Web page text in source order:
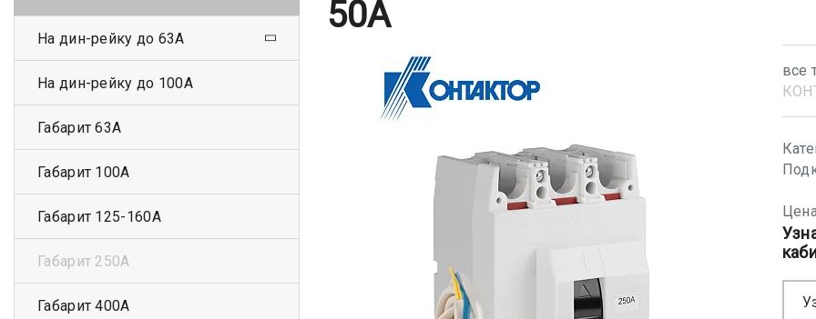
50А
все
На дин-рейку до 63А
На дин-рейку до 100А
Габарит 63А
Габарит 100А
Габарит 125-160А
Габарит 250А
Габарит 400А